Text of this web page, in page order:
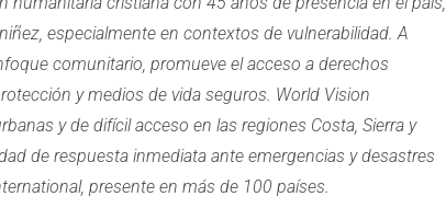
especialmente en contextos de vulnerabilidad. A
comunitario, promueve el acceso a derechos
y medios de vida seguros. World Vision
y de difícil acceso en las regiones Costa, Sierra y
de respuesta inmediata ante emergencias y desastres
presente en más de 100 países.